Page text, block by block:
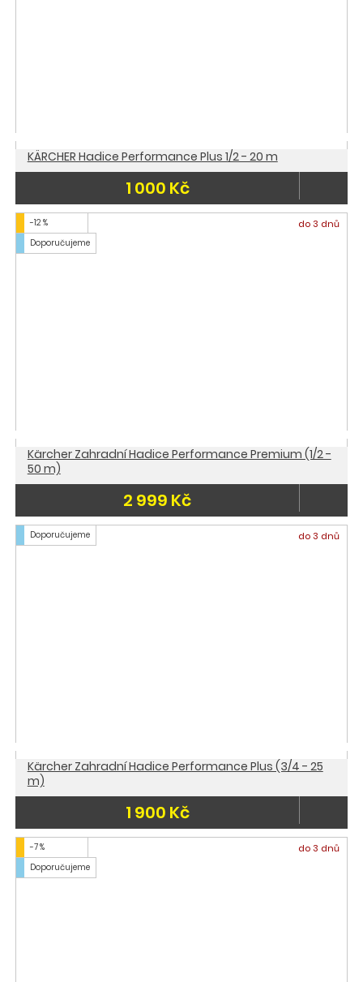
KÄRCHER Hadice Performance Plus 1/2 - 20 m
1 000 Kč
-12 %
Doporučujeme
do 3 dnů
Kärcher Zahradní Hadice Performance Premium (1/2 -
50 m)
2 999 Kč
Doporučujeme do 3 dnů
Kärcher Zahradní Hadice Performance Plus (3/4 - 25
m)
1 900 Kč
-7 %
Doporučujeme
do 3 dnů